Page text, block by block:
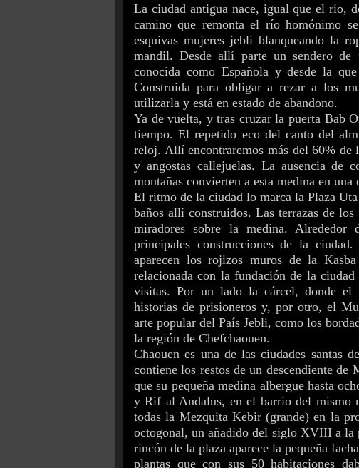
La ciudad antigua nace, igual que el río,
camino que remonta el río homónimo
esquivas mujeres jebli blanqueando la
mandil. Desde allí parte un sendero de
conocida como Española y desde la
Construida para obligar a rezar a los
utilizarla y está en estado de abandono.
Ya de vuelta, y tras cruzar la puerta Bab
tiempo. El repetido eco del canto del
reloj. Allí encontraremos más del 60% de
y angostas callejuelas. La ausencia
montañas convierten a esta medina en
El ritmo de la ciudad lo marca la Plaza
baños allí construidos. Las terrazas de
miradores sobre la medina.
principales construcciones de la
aparecen los rojizos muros de la
relacionada con la fundación de la
visitas. Por un lado la cárcel, donde el
historias de prisioneros y, por otro, el
arte popular del País Jebli, como los
la región de Chefchaouen.
Chaouen es una de las ciudades santas
contiene los restos de un descendiente
que su pequeña medina albergue hasta
y Rif al Andalus, en el barrio del mismo
todas la Mezquita Kebir (grande) en la
octogonal, un añadido del siglo XVIII a la
rincón de la plaza aparece la pequeña
plantas que con sus 50 habitaciones